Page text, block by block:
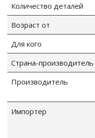
Количество деталей
Возраст от
Для кого
Страна-производитель
Производитель
Импортер